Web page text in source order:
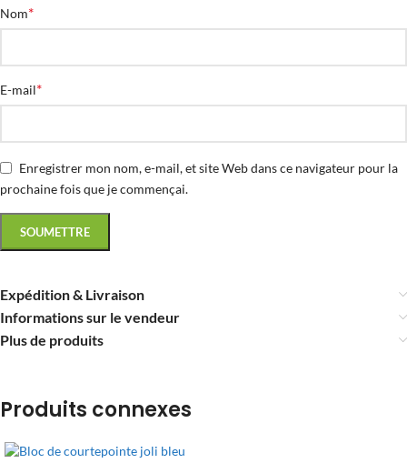
Nom*
E-mail*
Enregistrer mon nom, e-mail, et site Web dans ce navigateur pour la
prochaine fois que je commençai.
Expédition & Livraison
Informations sur le vendeur
Plus de produits
Produits connexes